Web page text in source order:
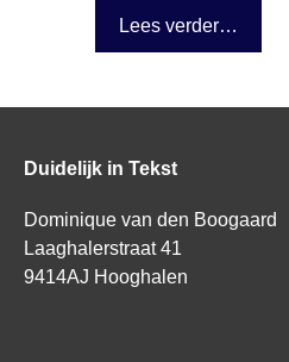
Lees verder…
Duidelijk in Tekst
Dominique van den Boogaard
Laaghalerstraat 41
9414AJ Hooghalen